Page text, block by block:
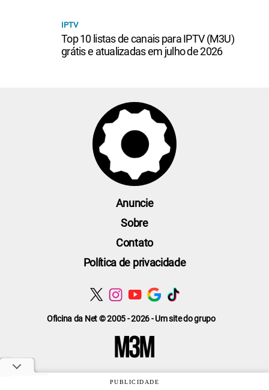
IPTV
Top 10 listas de canais para IPTV (M3U)
grátis e atualizadas em julho de 2026
Oficina da Net © 2005 - 2026 - Um site do grupo
Anuncie
Sobre
Contato
Política de privacidade
PUBLICIDADE